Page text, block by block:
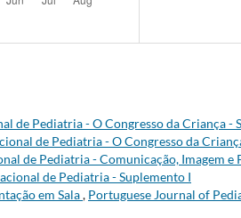
de Pediatria - O Congresso da Criança -
de Pediatria - O Congresso da
de Pediatria - Comunicação, Imagem e
de Pediatria - Suplemento I
em Sala, Portuguese Journal of